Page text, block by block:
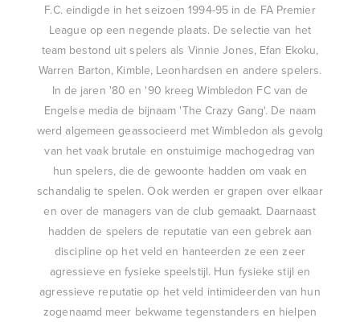
F.C. eindigde in het seizoen 1994-95 in de FA Premier
League op een negende plaats. De selectie van het
team bestond uit spelers als Vinnie Jones, Efan Ekoku,
Warren Barton, Kimble, Leonhardsen en andere spelers.
In de jaren '80 en '90 kreeg Wimbledon FC van de
Engelse media de bijnaam 'The Crazy Gang'. De naam
werd algemeen geassocieerd met Wimbledon als gevolg
van het vaak brutale en onstuimige machogedrag van
hun spelers, die de gewoonte hadden om vaak en
schandalig te spelen. Ook werden er grapen over elkaar
en over de managers van de club gemaakt. Daarnaast
hadden de spelers de reputatie van een gebrek aan
discipline op het veld en hanteerden ze een zeer
agressieve en fysieke speelstijl. Hun fysieke stijl en
agressieve reputatie op het veld intimideerden van hun
zogenaamd meer bekwame tegenstanders en hielpen